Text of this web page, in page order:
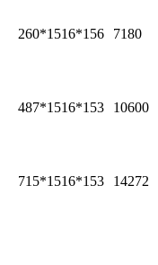
260*1516*156 7180
487*1516*153 10600
715*1516*153 14272